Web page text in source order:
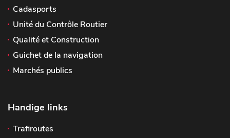
Cadasports
Unité du Contrôle Routier
Qualité et Construction
Guichet de la navigation
Marchés publics
Handige links
Trafiroutes